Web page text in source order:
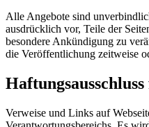
Alle Angebote sind
ausdrücklich vor, Teile der
besondere Ankündigung zu
die Veröffentlichung zeitweise
Verweise und Links auf